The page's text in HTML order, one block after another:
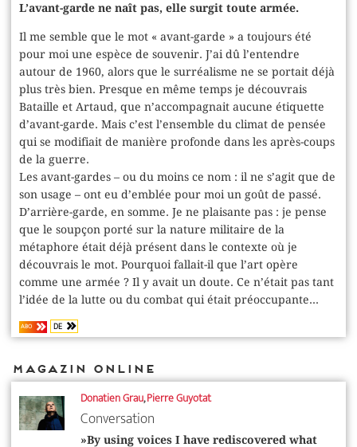
L’avant-garde ne naît pas, elle surgit toute armée.
Il me semble que le mot « avant-garde » a toujours été
pour moi une espèce de souvenir. J’ai dû l’entendre
autour de 1960, alors que le surréalisme ne se portait déjà
plus très bien. Presque en même temps je découvrais
Bataille et Artaud, que n’accompagnait aucune étiquette
d’avant-garde. Mais c’est l’ensemble du climat de pensée
qui se modifiait de manière profonde dans les après-coups
de la guerre.
Les avant-gardes – ou du moins ce nom : il ne s’agit que de
son usage – ont eu d’emblée pour moi un goût de passé.
D’arrière-garde, en somme. Je ne plaisante pas : je pense
que le soupçon porté sur la nature militaire de la
métaphore était déjà présent dans le contexte où je
découvrais le mot. Pourquoi fallait-il que l’art opère
comme une armée ? Il y avait un doute. Ce n’était pas tant
l’idée de la lutte ou du combat qui était préoccupante...
ABO DE
Magazin Online
Donatien Grau,Pierre Guyotat
Conversation
»By using voices I have rediscovered what